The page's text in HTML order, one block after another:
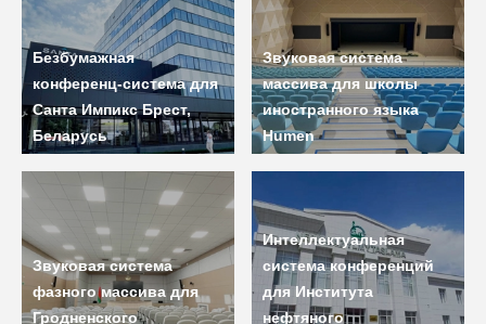
Безбумажная
конференц-система для
Санта Импикс Брест,
Беларусь
Звуковая система
массива для школы
иностранного языка
Humen
Звуковая система
фазного массива для
Гродненского
Интеллектуальная
система конференций
для Института
нефтяного